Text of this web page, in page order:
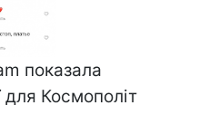
показала
для Космополіт